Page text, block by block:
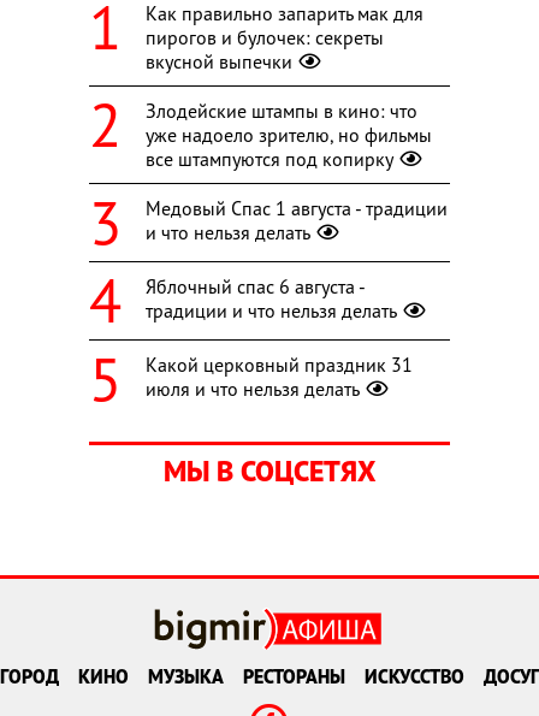
Как правильно запарить мак для
пирогов и булочек: секреты
вкусной выпечки
Злодейские штампы в кино: что
уже надоело зрителю, но фильмы
все штампуются под копирку
Медовый Спас 1 августа - традиции
и что нельзя делать
Яблочный спас 6 августа -
традиции и что нельзя делать
Какой церковный праздник 31
июля и что нельзя делать
МЫ В СОЦСЕТЯХ
ГОРОД КИНО МУЗЫКА РЕСТОРАНЫ ИСКУССТВО ДОСУГ